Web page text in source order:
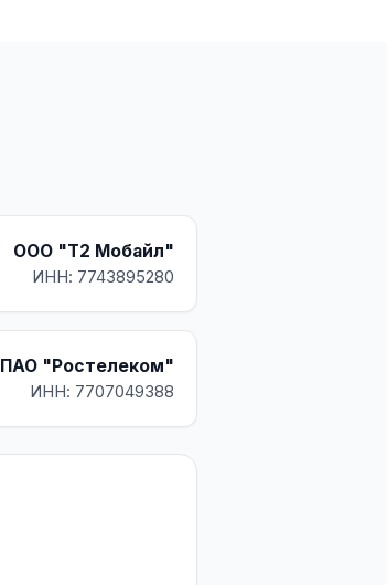
ООО "Т2 Мобайл"
ИНН: 7743895280
ПАО "Ростелеком"
ИНН: 7707049388